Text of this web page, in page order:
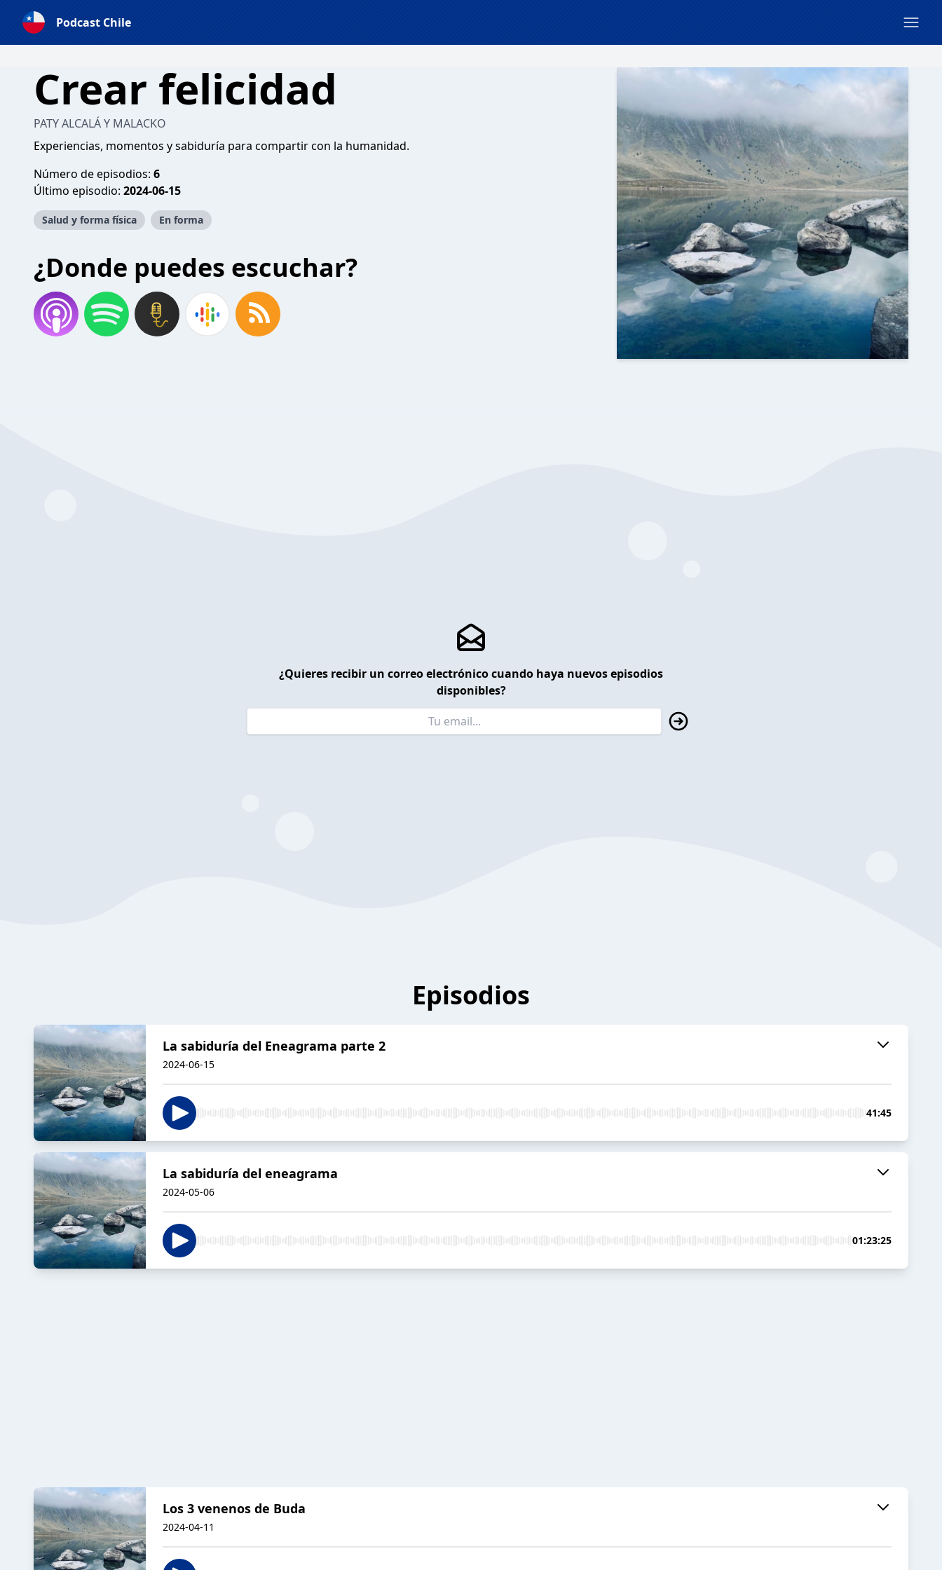
Podcast Chile
Crear felicidad
PATY ALCALÁ Y MALACKO
Experiencias, momentos y sabiduría para compartir con la humanidad.
Número de episodios: 6
Último episodio: 2024-06-15
Salud y forma física En forma
¿Donde puedes escuchar?
¿Quieres recibir un correo electrónico cuando haya nuevos episodios
disponibles?
Episodios
La sabiduría del Eneagrama parte 2
2024-06-15
41:45
La sabiduría del eneagrama
2024-05-06
01:23:25
Los 3 venenos de Buda
2024-04-11